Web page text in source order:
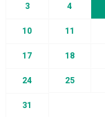
3 4
10 11
17 18
24 25
31